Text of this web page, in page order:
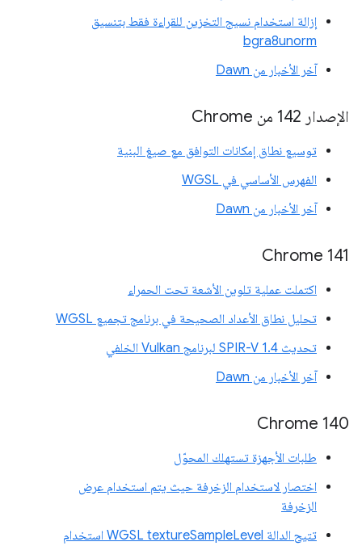
إزالة استخدام نسيج التخزين للقراءة فقط بتنسيق
bgra8unorm
آخر الأخبار من Dawn
الإصدار 142 من Chrome
توسيع نطاق إمكانات التوافق مع صيغ البنية
الفهرس الأساسي في WGSL
آخر الأخبار من Dawn
‫Chrome 141
اكتملت عملية تلوين الأشعة تحت الحمراء
تحليل نطاق الأعداد الصحيحة في برنامج تجميع WGSL
تحديث SPIR-V 1.4 لبرنامج Vulkan الخلفي
آخر الأخبار من Dawn
Chrome 140
طلبات الأجهزة تستهلك المحوّل
اختصار لاستخدام الزخرفة حيث يتم استخدام عرض
الزخرفة
تتيح الدالة WGSL textureSampleLevel استخدام